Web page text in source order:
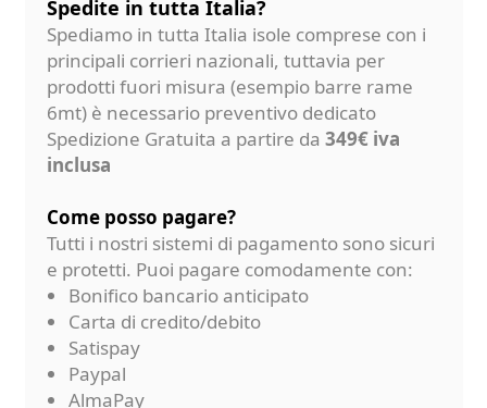
Spedite in tutta Italia?
Spediamo in tutta Italia isole comprese con i
principali corrieri nazionali, tuttavia per
prodotti fuori misura (esempio barre rame
6mt) è necessario preventivo dedicato
Spedizione Gratuita a partire da 349€ iva
inclusa
Come posso pagare?
Tutti i nostri sistemi di pagamento sono sicuri
e protetti. Puoi pagare comodamente con:
Bonifico bancario anticipato
Carta di credito/debito
Satispay
Paypal
AlmaPay